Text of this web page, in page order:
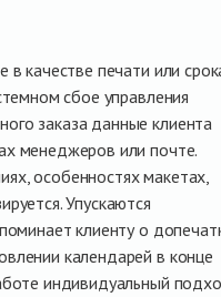
в качестве печати или
сбое управления
заказа данные клиента
менеджеров или почте.
особенностях макетах,
Упускаются
клиенту о
календарей в конце
индивидуальный